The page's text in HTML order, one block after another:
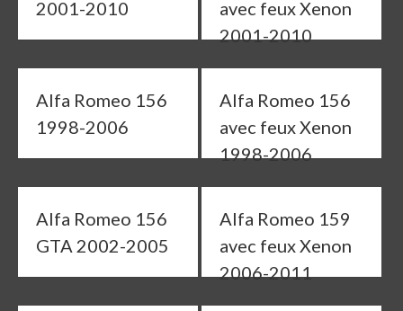
2001-2010
avec feux Xenon
2001-2010
Alfa Romeo 156
1998-2006
Alfa Romeo 156
avec feux Xenon
1998-2006
Alfa Romeo 156
GTA 2002-2005
Alfa Romeo 159
avec feux Xenon
2006-2011